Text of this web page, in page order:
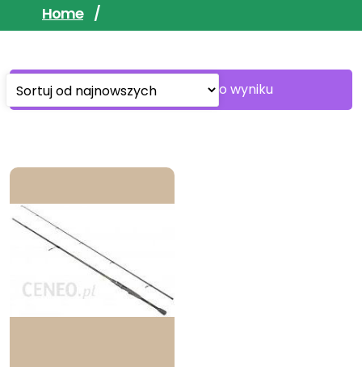
Home /
Wyświetlanie jednego wyniku